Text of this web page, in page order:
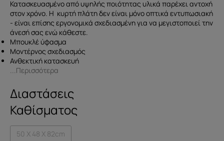
Κατασκευασμένo από υψηλής ποιότητας υλικά παρέχει αντοχή
στον χρόνο. Η κυρτή πλάτη δεν είναι μόνο οπτικά εντυπωσιακή
- είναι επίσης εργονομικά σχεδιασμένη για να μεγιστοποιεί την
άνεσή σας ενώ κάθεστε.
Μπουκλέ ύφασμα
Μοντέρνος σχεδιασμός
Ανθεκτική κατασκευή
...Περισσότερα
Διαστάσεις
Καθίσματος
50 X 48 X 82cm